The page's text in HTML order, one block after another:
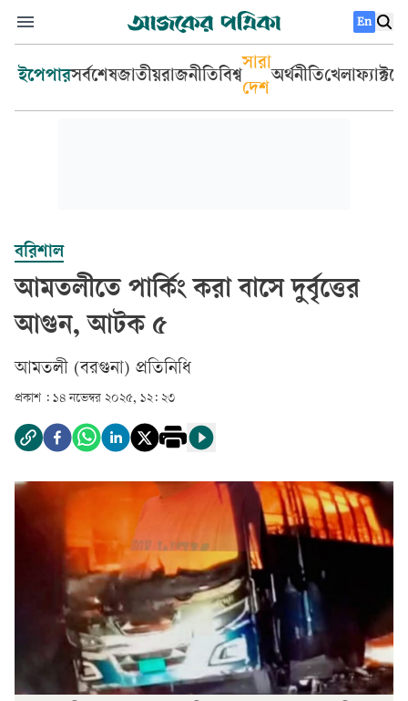
En
ইপেপারসর্বশেষজাতীয়রাজনীতিবিশ্ব
সারা
দেশ
অর্থনীতিখেলা
বরিশাল
আমতলীতে পার্কিং করা বাসে দুর্বৃত্তের
আগুন, আটক ৫
আমতলী (বরগুনা) প্রতিনিধি
প্রকাশ : ১৪ নভেম্বর ২০২৫, ১২: ২৩